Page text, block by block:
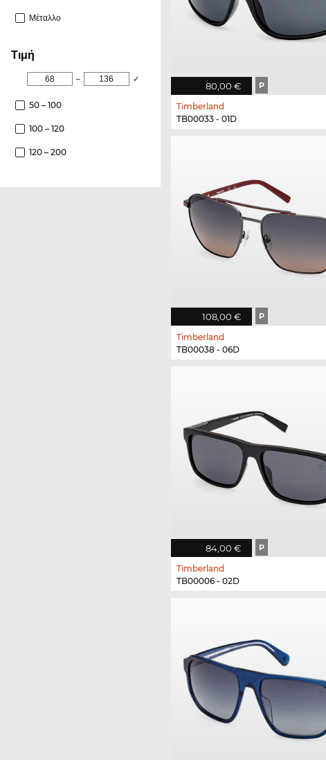
Μέταλλο
Τιμή
– ✓
50 – 100
100 – 120
120 – 200
80,00 € P
Timberland
TB00033 - 01D
108,00 € P
Timberland
TB00038 - 06D
84,00 € P
Timberland
TB00006 - 02D